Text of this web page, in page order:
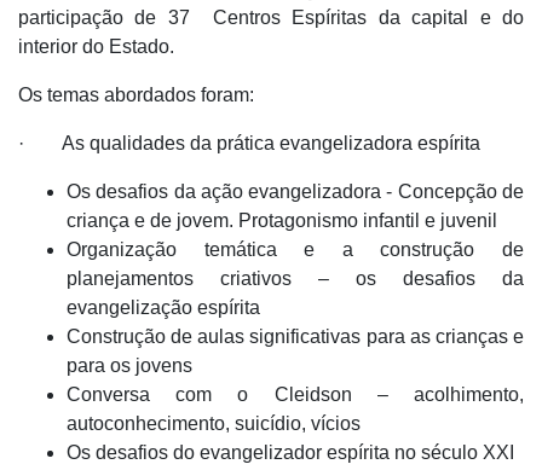
participação de 37 Centros Espíritas da capital e do
interior do Estado.
Os temas abordados foram:
· As qualidades da prática evangelizadora espírita
Os desafios da ação evangelizadora - Concepção de
criança e de jovem. Protagonismo infantil e juvenil
Organização temática e a construção de
planejamentos criativos – os desafios da
evangelização espírita
Construção de aulas significativas para as crianças e
para os jovens
Conversa com o Cleidson – acolhimento,
autoconhecimento, suicídio, vícios
Os desafios do evangelizador espírita no século XXI